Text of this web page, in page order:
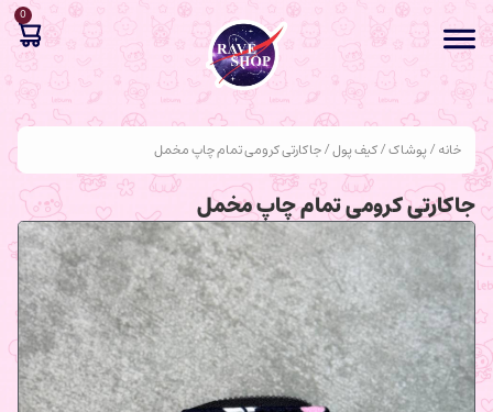
0
خانه/پوشاک/کیف پول/ جاکارتی کرومی تمام چاپ مخمل
جاکارتی کرومی تمام چاپ مخمل